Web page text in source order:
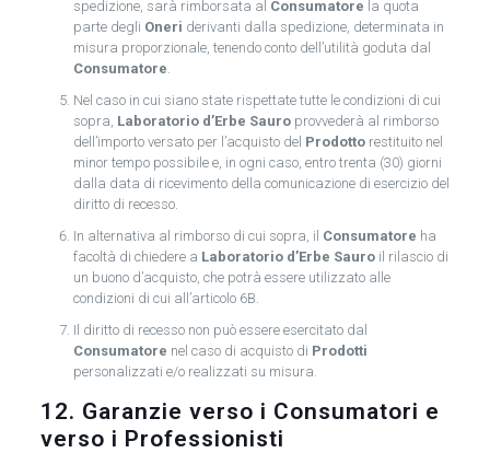
spedizione, sarà rimborsata al Consumatore la quota
parte degli Oneri derivanti dalla spedizione, determinata in
misura proporzionale, tenendo conto dell’utilità goduta dal
Consumatore.
Nel caso in cui siano state rispettate tutte le condizioni di cui
sopra, Laboratorio d’Erbe Sauroprovvederà al rimborso
dell’importo versato per l’acquisto del Prodottorestituito nel
minor tempo possibile e, in ogni caso, entro trenta (30) giorni
dalla data di ricevimento della comunicazione di esercizio del
diritto di recesso.
In alternativa al rimborso di cui sopra, il Consumatore ha
facoltà di chiedere a Laboratorio d’Erbe Sauroil rilascio di
un buono d’acquisto, che potrà essere utilizzato alle
condizioni di cui all’articolo 6B.
Il diritto di recesso non può essere esercitato dal
Consumatore nel caso di acquisto di Prodotti
personalizzati e/o realizzati su misura.
12. Garanzie verso i Consumatori e
verso i Professionisti